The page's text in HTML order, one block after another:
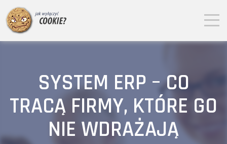
SYSTEM ERP – CO
TRACĄ FIRMY, KTÓRE GO
NIE WDRAŻAJĄ